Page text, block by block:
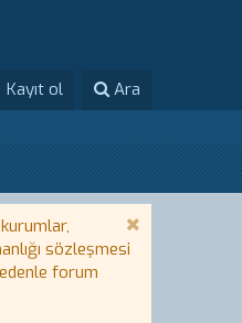
Kayıt ol Ara
sözleşmesi
forum